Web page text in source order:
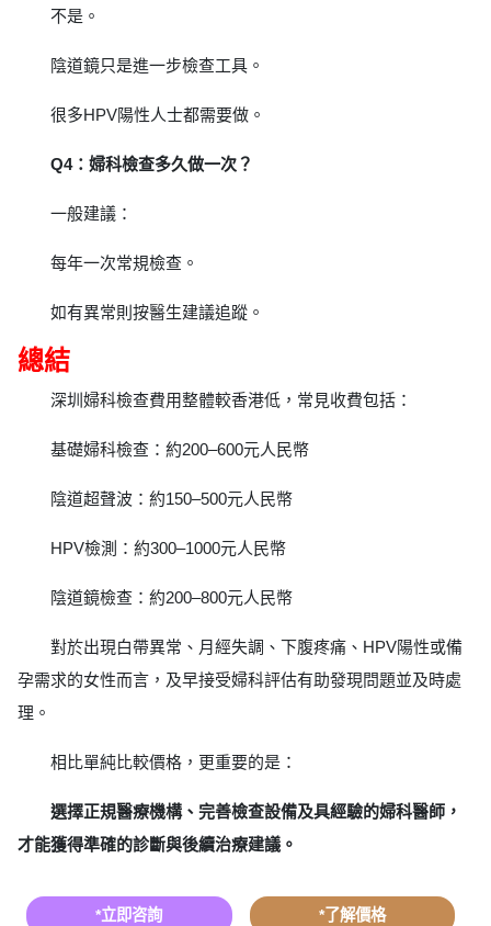
不是。
陰道鏡只是進一步檢查工具。
很多HPV陽性人士都需要做。
Q4：婦科檢查多久做一次？
一般建議：
每年一次常規檢查。
如有異常則按醫生建議追蹤。
總結
深圳婦科檢查費用整體較香港低，常見收費包括：
基礎婦科檢查：約200–600元人民幣
陰道超聲波：約150–500元人民幣
HPV檢測：約300–1000元人民幣
陰道鏡檢查：約200–800元人民幣
對於出現白帶異常、月經失調、下腹疼痛、HPV陽性或備
孕需求的女性而言，及早接受婦科評估有助發現問題並及時處
理。
相比單純比較價格，更重要的是：
選擇正規醫療機構、完善檢查設備及具經驗的婦科醫師，
才能獲得準確的診斷與後續治療建議。
*立即咨詢 *了解價格